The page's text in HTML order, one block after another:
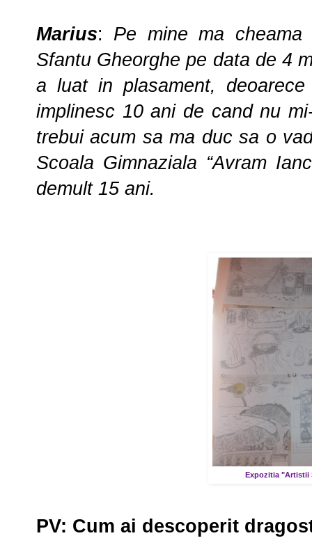
Marius: Pe mine ma
Sfantu Gheorghe pe data de 4
a luat in plasament,
implinesc 10 ani de cand nu
trebui acum sa ma duc sa o
Scoala Gimnaziala “Avram
demult 15 ani.
Expozitia "Artistii
PV: Cum ai descoperit